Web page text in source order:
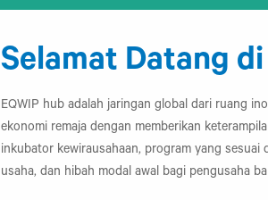
Selamat Datang di
EQWIP hub adalah jaringan global dari ruang
ekonomi remaja dengan memberikan
inkubator kewirausahaan, program yang sesuai
usaha, dan hibah modal awal bagi pengusaha